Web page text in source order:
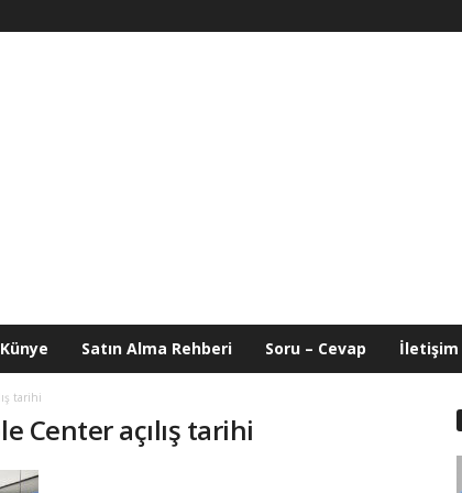
Künye Satın Alma Rehberi Soru – Cevap İletişim
tarihi
Center açılış tarihi